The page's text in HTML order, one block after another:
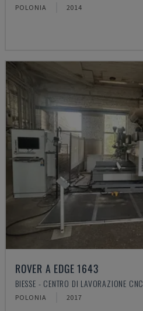
POLONIA 2014
ROVER A EDGE 1643
BIESSE - CENTRO DI LAVORAZIONE CNC
POLONIA 2017